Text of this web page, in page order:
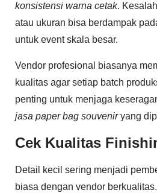
konsistensi warna cetak.
atau ukuran bisa berdampak
untuk event skala besar.
Vendor profesional biasanya
kualitas agar setiap batch
penting untuk menjaga
jasa paper bag souveniryang
Cek Kualitas
Detail kecil sering menjadi
biasa dengan vendor berkualitas.